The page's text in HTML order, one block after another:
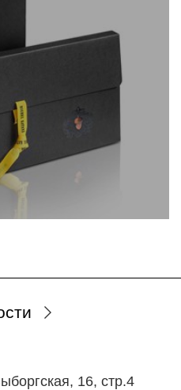
16, стр.4